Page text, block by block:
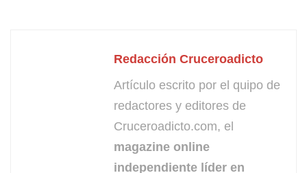
Redacción Cruceroadicto
Artículo escrito por el quipo de
redactores y editores de
Cruceroadicto.com, el
magazine online
independiente líder en